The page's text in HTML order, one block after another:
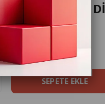
A027 PERLA MİDİ